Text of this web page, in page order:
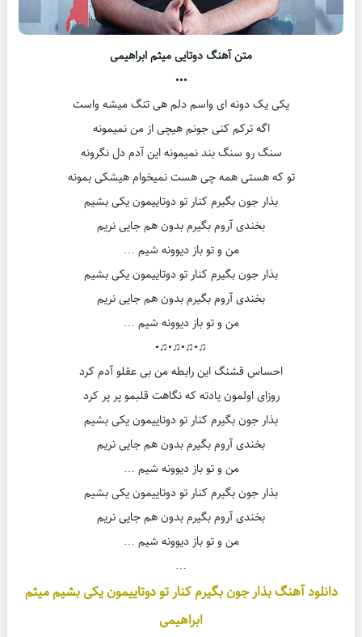
متن آهنگ دوتایی میثم ابراهیمی
•••
یکی یک دونه ای واسم دلم هی تنگ میشه واست
اگه ترکم کنی جونم هیچی از من نمیمونه
سنگ رو سنگ بند نمیمونه این آدم دل نگرونه
تو که هستی همه چی هست نمیخوام هیشکی بمونه
بذار جون بگیرم کنار تو دوتاییمون یکی بشیم
بخندی آروم بگیرم بدون هم جایی نریم
من و تو باز دیوونه شیم …
بذار جون بگیرم کنار تو دوتاییمون یکی بشیم
بخندی آروم بگیرم بدون هم جایی نریم
من و تو باز دیوونه شیم …
♫•♫•♫•♫•
احساس قشنگ این رابطه من بی عقلو آدم کرد
روزای اولمون یادته که نگاهت قلبمو پر پر کرد
بذار جون بگیرم کنار تو دوتاییمون یکی بشیم
بخندی آروم بگیرم بدون هم جایی نریم
من و تو باز دیوونه شیم …
بذار جون بگیرم کنار تو دوتاییمون یکی بشیم
بخندی آروم بگیرم بدون هم جایی نریم
من و تو باز دیوونه شیم …
…
دانلود آهنگ بذار جون بگیرم کنار تو دوتاییمون یکی بشیم میثم
ابراهیمی